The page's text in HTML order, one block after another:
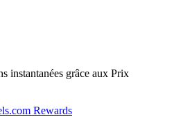
instantanées grâce aux Prix
Rewards